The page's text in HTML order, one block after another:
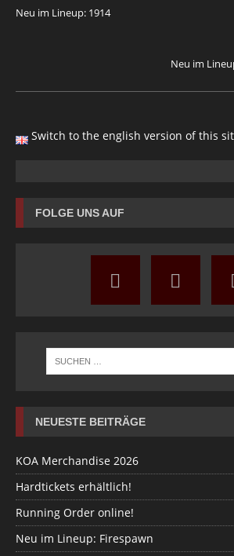
Neu im Lineup: 1914
Neu im
Switch to the english version of this
FOLGE UNS AUF
NEUESTE BEITRÄGE
KOA Merchandise 2026
Hardtickets erhältlich!
Running Order online!
Neu im Lineup: Firespawn